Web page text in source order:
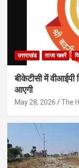
उत्तराखंड ताजा खबरें
बीकेटीसी में वीआईपी
आएगी
May 28, 2026 The